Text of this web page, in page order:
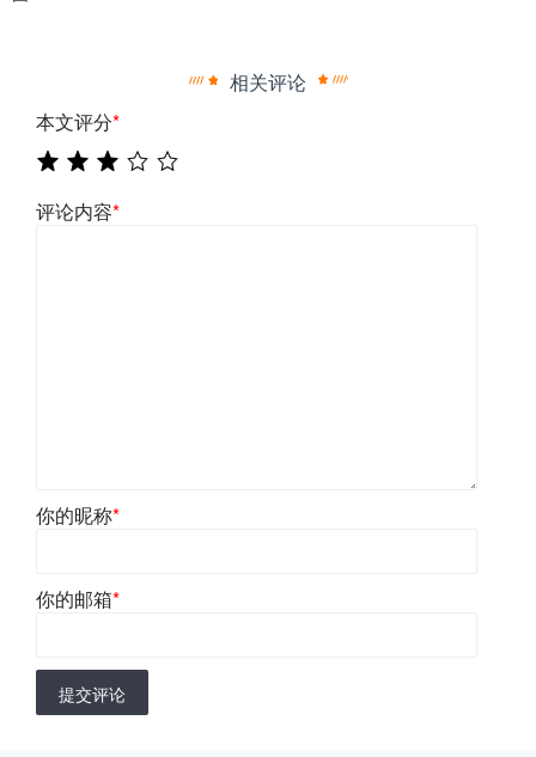
相关评论
本文评分*
评论内容*
你的昵称*
你的邮箱*
提交评论